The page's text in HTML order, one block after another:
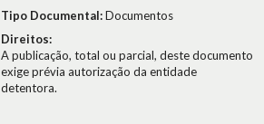
Tipo Documental:Documentos
Direitos:
A publicação, total ou parcial, deste documento
exige prévia autorização da entidade
detentora.